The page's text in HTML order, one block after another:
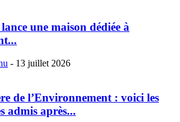
une maison dédiée à
- 13 juillet 2026
de l’Environnement : voici les
admis après...